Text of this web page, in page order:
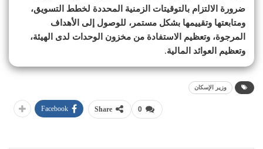
ضرورة الالتزام بالتوقيتات الزمنية المحددة لخطط التسويق،
ومتابعتها وتقييمها بشكل مستمر، للوصول إلى الأهداف
المرجوة، وتعظيم الاستفادة من مخزون الوحدات لدى الهيئة،
وتعظيم العوائد المالية.
وزير الإسكان
0
Share
Facebook